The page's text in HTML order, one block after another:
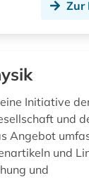
umweltaspekte (1)
umweltwissenschaft (2)
umweltwissenschaften (1)
verfahrenstechnik (1)
Zur
Initiative
und
Angebot
und
und